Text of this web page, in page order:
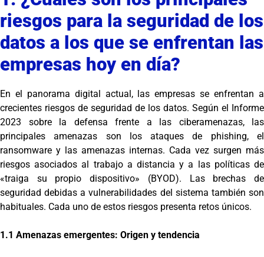
riesgos para la seguridad de los
datos a los que se enfrentan las
empresas hoy en día?
En el panorama digital actual, las empresas se enfrentan a
crecientes riesgos de seguridad de los datos. Según el Informe
2023 sobre la defensa frente a las ciberamenazas, las
principales amenazas son los ataques de phishing, el
ransomware y las amenazas internas. Cada vez surgen más
riesgos asociados al trabajo a distancia y a las políticas de
«traiga su propio dispositivo» (BYOD). Las brechas de
seguridad debidas a vulnerabilidades del sistema también son
habituales. Cada uno de estos riesgos presenta retos únicos.
1.1 Amenazas emergentes: Origen y tendencia